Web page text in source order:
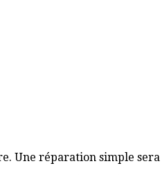
Une réparation simple sera